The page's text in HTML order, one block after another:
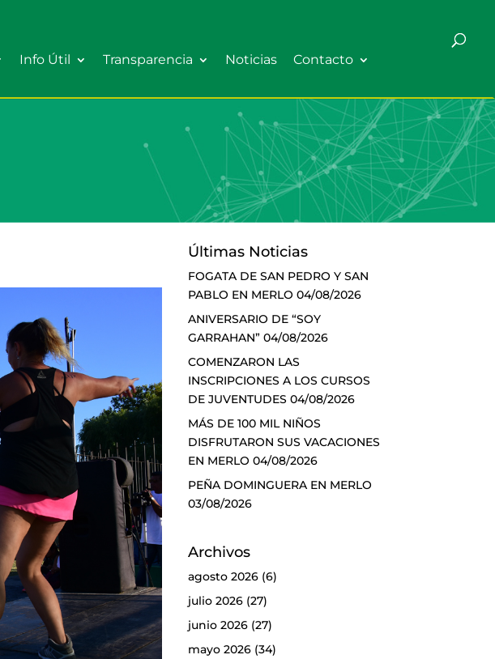
Info Útil Transparencia Noticias Contacto
Últimas Noticias
FOGATA DE SAN PEDRO Y SAN
PABLO EN MERLO 04/08/2026
ANIVERSARIO DE “SOY
GARRAHAN” 04/08/2026
COMENZARON LAS
INSCRIPCIONES A LOS CURSOS
DE JUVENTUDES 04/08/2026
MÁS DE 100 MIL NIÑOS
DISFRUTARON SUS VACACIONES
EN MERLO 04/08/2026
PEÑA DOMINGUERA EN MERLO
03/08/2026
Archivos
agosto 2026(6)
julio 2026(27)
junio 2026(27)
mayo 2026(34)